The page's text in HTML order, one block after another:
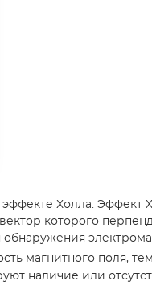
Холла.
которого
магнитного поля,
наличие или